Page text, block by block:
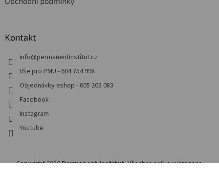
Kontakt
info@permanentinstitut.cz
Vše pro PMU - 604 754 998
Objednávky eshop - 605 203 083
Facebook
Instagram
Youtube
Copyright 2026Permanent Institut. Všechna práva vyhrazena.